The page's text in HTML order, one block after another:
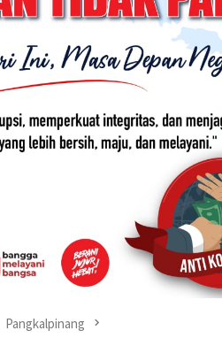
Pangkalpinang